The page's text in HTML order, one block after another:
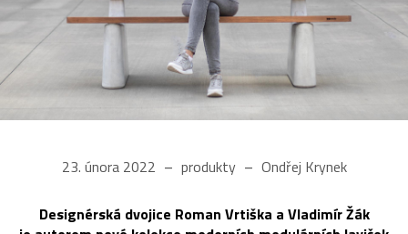
23. února 2022 produkty Ondřej Krynek
Designérská dvojice Roman Vrtiška a Vladimír Žák